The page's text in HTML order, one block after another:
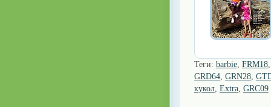
Теги: barbie, FRM18
GRD64, GRN28,
кукол, Extra, GRC09